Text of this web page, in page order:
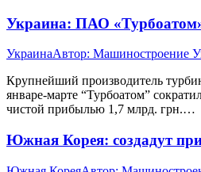
Украина: ПАО
УкраинаАвтор: Машиностроение
Крупнейший производитель
январе-марте “Турбоатом”
чистой прибылью 1,7 млрд. грн.…
Южная Корея: создадут